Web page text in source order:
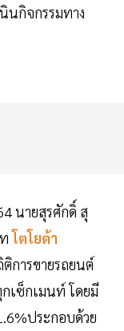
นกิจกรรมทาง
นายสุรศักดิ์ สุ
โตโยต้า
การขายรถยนต์
เซ็กเมนท์ โดยมี
ประกอบด้วย